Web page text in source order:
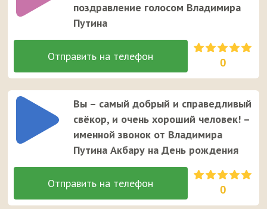
поздравление голосом Владимира
Путина
0
Вы – самый добрый и справедливый
свёкор, и очень хороший человек! –
именной звонок от Владимира
Путина Акбару на День рождения
0